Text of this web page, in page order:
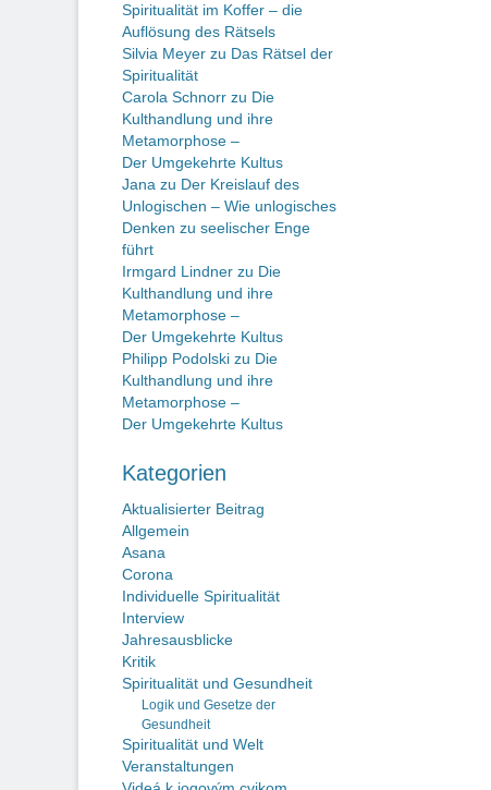
Spiritualität im Koffer – die
Auflösung des Rätsels
Silvia Meyer zu Das Rätsel der
Spiritualität
Carola Schnorr zu Die
Kulthandlung und ihre
Metamorphose –
Der Umgekehrte Kultus
Jana zu Der Kreislauf des
Unlogischen – Wie unlogisches
Denken zu seelischer Enge
führt
Irmgard Lindner zu Die
Kulthandlung und ihre
Metamorphose –
Der Umgekehrte Kultus
Philipp Podolski zu Die
Kulthandlung und ihre
Metamorphose –
Der Umgekehrte Kultus
Kategorien
Aktualisierter Beitrag
Allgemein
Asana
Corona
Individuelle Spiritualität
Interview
Jahresausblicke
Kritik
Spiritualität und Gesundheit
Logik und Gesetze der
Gesundheit
Spiritualität und Welt
Veranstaltungen